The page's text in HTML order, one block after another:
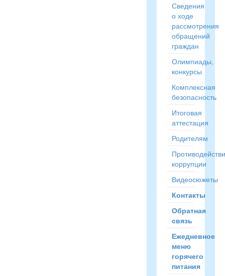
Сведения
о ходе
рассмотрения
обращений
граждан
Олимпиады,
конкурсы
Комплексная
безопасность
Итоговая
аттестация
Родителям
коррупции
Видеосюжеты
Контакты
Обратная
связь
Ежедневное
меню
горячего
питания